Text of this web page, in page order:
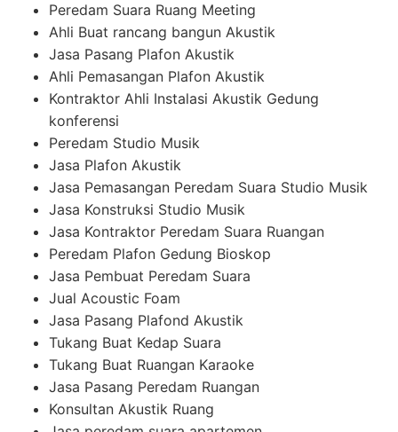
Peredam Suara Ruang Meeting
Ahli Buat rancang bangun Akustik
Jasa Pasang Plafon Akustik
Ahli Pemasangan Plafon Akustik
Kontraktor Ahli Instalasi Akustik Gedung
konferensi
Peredam Studio Musik
Jasa Plafon Akustik
Jasa Pemasangan Peredam Suara Studio Musik
Jasa Konstruksi Studio Musik
Jasa Kontraktor Peredam Suara Ruangan
Peredam Plafon Gedung Bioskop
Jasa Pembuat Peredam Suara
Jual Acoustic Foam
Jasa Pasang Plafond Akustik
Tukang Buat Kedap Suara
Tukang Buat Ruangan Karaoke
Jasa Pasang Peredam Ruangan
Konsultan Akustik Ruang